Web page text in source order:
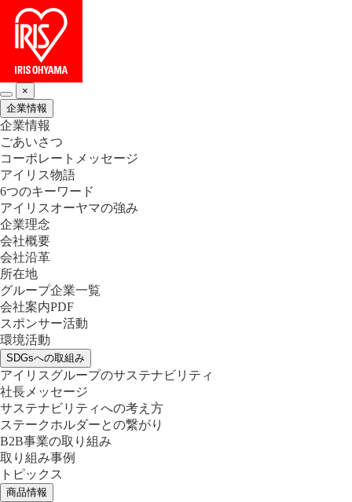
×
企業情報
企業情報
ごあいさつ
コーポレートメッセージ
アイリス物語
6つのキーワード
アイリスオーヤマの強み
企業理念
会社概要
会社沿革
所在地
グループ企業一覧
会社案内PDF
スポンサー活動
環境活動
SDGsへの取組み
アイリスグループのサステナビリティ
社長メッセージ
サステナビリティへの考え方
ステークホルダーとの繋がり
B2B事業の取り組み
取り組み事例
トピックス
商品情報